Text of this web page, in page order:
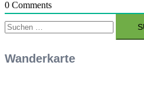
0 Comments
Suchen
nach:
Wanderkarte